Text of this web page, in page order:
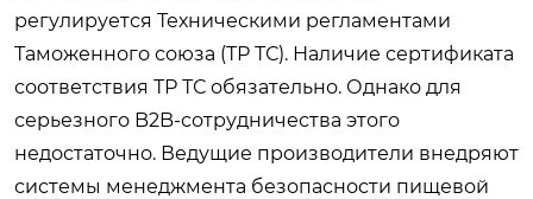
регулируется Техническими регламентами
Таможенного союза (ТР ТС). Наличие сертификата
соответствия ТР ТС обязательно. Однако для
серьезного B2B-сотрудничества этого
недостаточно. Ведущие производители внедряют
системы менеджмента безопасности пищевой